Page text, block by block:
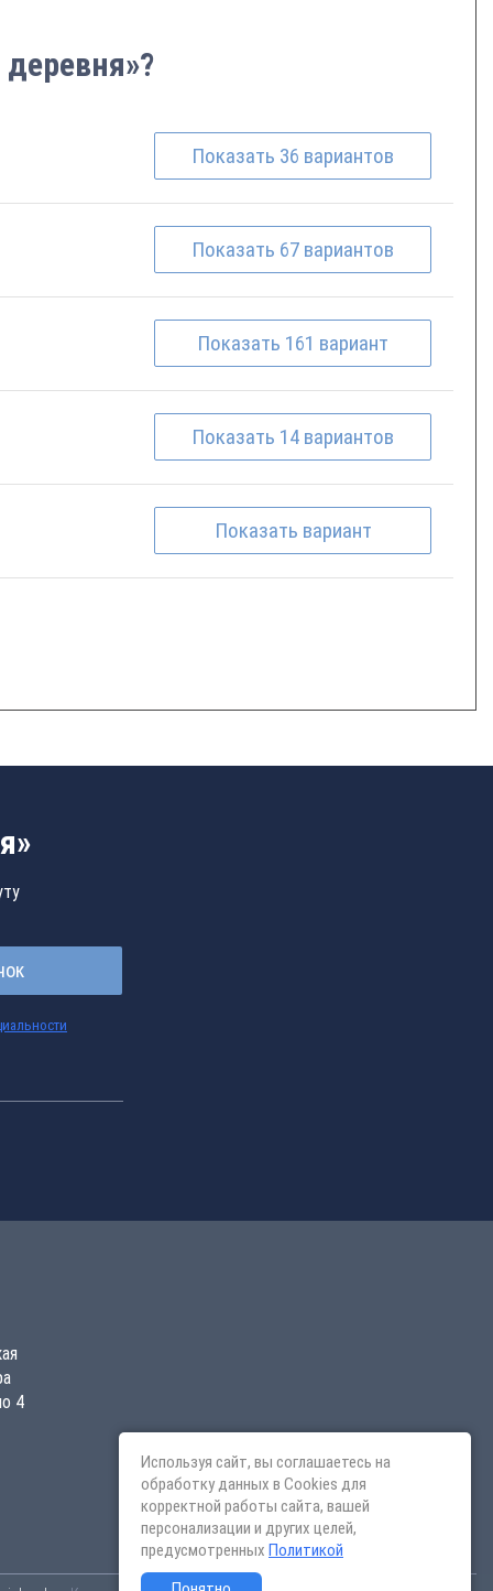
Показать 36 вариантов
Показать 67 вариантов
Показать 161 вариант
Показать 14 вариантов
Показать вариант
4
Используя сайт, вы соглашаетесь на
обработку данных в Cookies для
корректной работы сайта, вашей
персонализации и других целей,
предусмотренных Политикой